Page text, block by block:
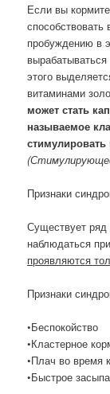
Если вы
способствовать
пробуждению в
этого
витаминами
может стать
называемое
стимулировать
Признаки
Существует ряд
наблюдаться
проявляются
Признаки
•Беспокойство
•Кластерное
•Плач во время
•Быстрое